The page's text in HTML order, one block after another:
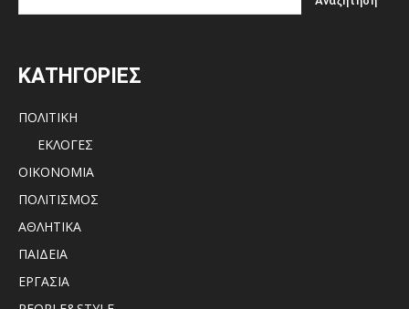
ΚΑΤΗΓΟΡΙΕΣ
ΠΟΛΙΤΙΚΗ
ΕΚΛΟΓΕΣ
ΟΙΚΟΝΟΜΙΑ
ΠΟΛΙΤΙΣΜΟΣ
ΑΘΛΗΤΙΚΑ
ΠΑΙΔΕΙΑ
ΕΡΓΑΣΙΑ